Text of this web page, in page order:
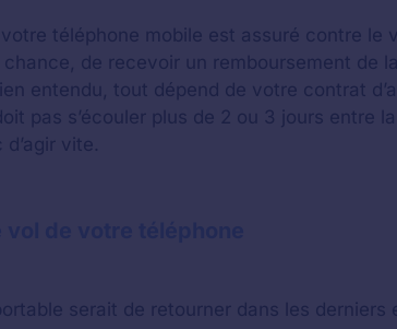
votre téléphone mobile est assuré contre le
de recevoir un remboursement de
entendu, tout dépend de votre contrat
pas s’écouler plus de 2 ou 3 jours entre
vite.
serait de retourner dans les derniers